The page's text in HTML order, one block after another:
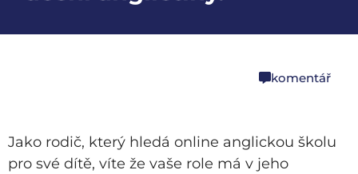
komentář
Jako rodič, který hledá online anglickou školu
pro své dítě, víte že vaše role má v jeho